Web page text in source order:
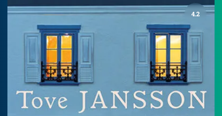
4.2